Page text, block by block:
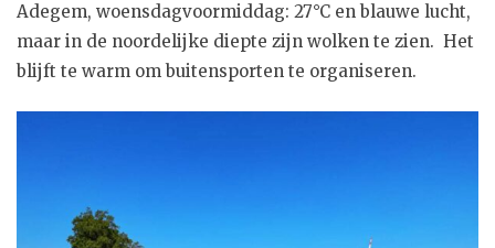
Adegem, woensdagvoormiddag: 27°C en blauwe lucht,
maar in de noordelijke diepte zijn wolken te zien. Het
blijft te warm om buitensporten te organiseren.